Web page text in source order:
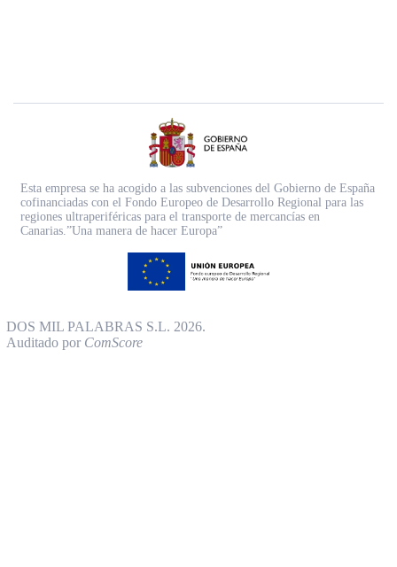
Esta empresa se ha acogido a las subvenciones del Gobierno de España
cofinanciadas con el Fondo Europeo de Desarrollo Regional para las
regiones ultraperiféricas para el transporte de mercancías en
Canarias.”Una manera de hacer Europa”
DOS MIL PALABRAS S.L. 2026.
Auditado por ComScore